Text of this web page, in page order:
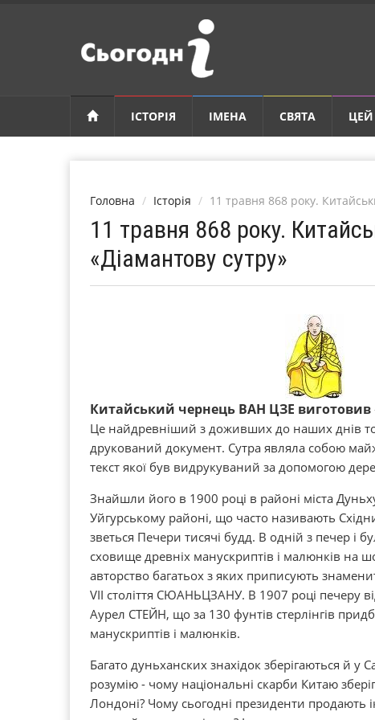
ІСТОРІЯ ІМЕНА СВЯТА
Головна Історія 11 травня 868 року.
11 травня 868 року.
«Діамантову сутру»
Китайський чернець ВАН ЦЗЕ виготовив
Це найдревніший з доживших до наших днів
друкований документ. Сутра являла собою
текст якої був видрукуваний за допомогою
Знайшли його в 1900 році в районі міста
Уйгурському районі, що часто називають
зветься Печери тисячі будд. В одній з печер і
сховище древніх манускриптів і малюнків на
авторство багатьох з яких приписують
VII століття СЮАНЬЦЗАНУ. В 1907 році печеру
Аурел СТЕЙН, що за 130 фунтів стерлінгів
манускриптів і малюнків.
Багато дуньханских знахідок зберігаються й у
розумію - чому національні скарби Китаю
Лондоні? Чому сьогодні президенти продають